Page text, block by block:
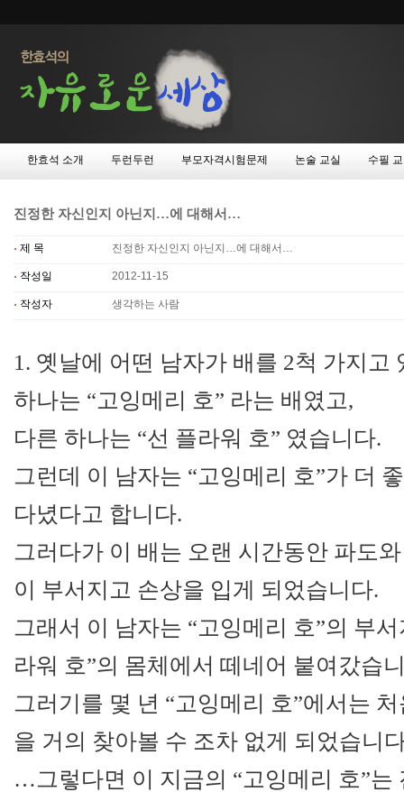
한효석 소개 두런두런 부모자격시험문제 논술 교실 수필
진정한 자신인지 아닌지…에 대해서…
제 목 진정한 자신인지 아닌지…에 대해서…
작성일 2012-11-15
작성자 생각하는 사람
1. 옛날에 어떤 남자가 배를 2척 가지고
하나는 “고잉메리 호” 라는 배였고,
다른 하나는 “선 플라워 호” 였습니다.
그런데 이 남자는 “고잉메리 호”가 더
다녔다고 합니다.
그러다가 이 배는 오랜 시간동안 파도
이 부서지고 손상을 입게 되었습니다.
그래서 이 남자는 “고잉메리 호”의 부
라워 호”의 몸체에서 떼네어 붙여갔습
그러기를 몇 년 “고잉메리 호”에서는
을 거의 찾아볼 수 조차 없게 되었습니
…그렇다면 이 지금의 “고잉메리 호”는